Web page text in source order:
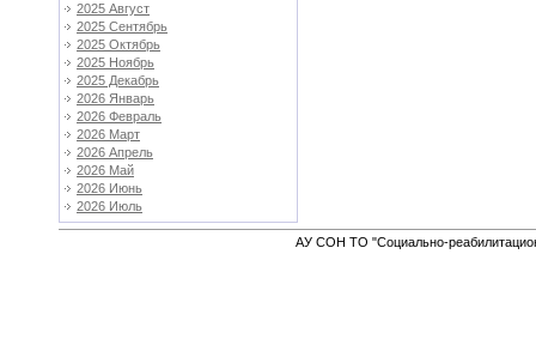
2025 Август
2025 Сентябрь
2025 Октябрь
2025 Ноябрь
2025 Декабрь
2026 Январь
2026 Февраль
2026 Март
2026 Апрель
2026 Май
2026 Июнь
2026 Июль
АУ СОН ТО "Социально-